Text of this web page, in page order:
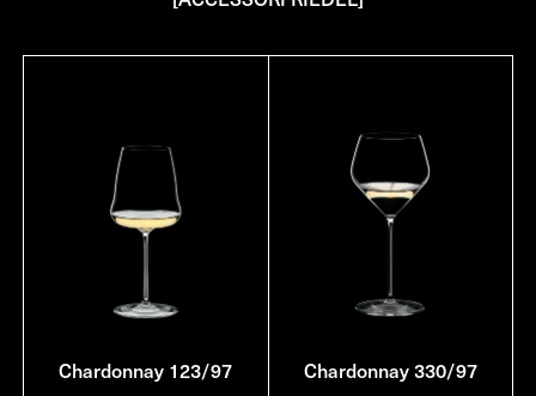
Chardonnay 123/97 Chardonnay 330/97